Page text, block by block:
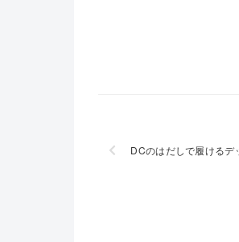
DCのはだしで履ける